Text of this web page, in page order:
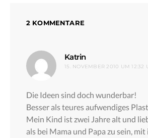
2 KOMMENTARE
Katrinsagt:
15. NOVEMBER 2010 UM 12:32
Die Ideen sind doch wunderbar!
Besser als teures aufwendiges
Mein Kind ist zwei Jahre alt und
als bei Mama und Papa zu sein, mit